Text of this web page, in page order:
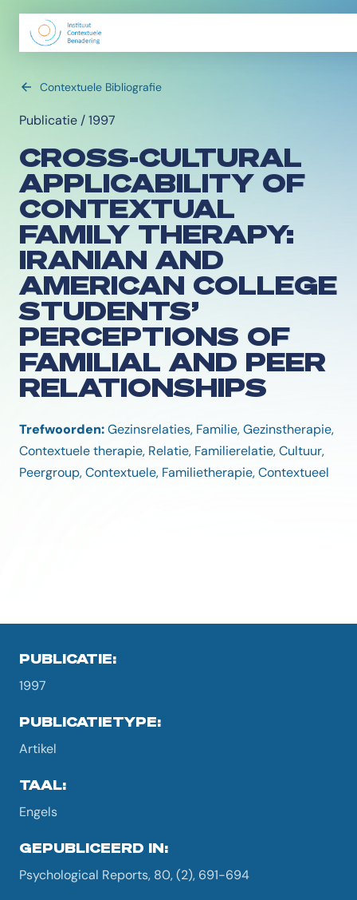
Contextuele Bibliografie
Publicatie / 1997
CROSS-CULTURAL
APPLICABILITY OF
CONTEXTUAL
FAMILY THERAPY:
IRANIAN AND
AMERICAN COLLEGE
STUDENTS’
PERCEPTIONS OF
FAMILIAL AND PEER
RELATIONSHIPS
Trefwoorden:Gezinsrelaties, Familie, Gezinstherapie,
Contextuele therapie, Relatie, Familierelatie, Cultuur,
Peergroup, Contextuele, Familietherapie, Contextueel
PUBLICATIE:
1997
PUBLICATIETYPE:
Artikel
TAAL:
Engels
GEPUBLICEERD IN:
Psychological Reports, 80, (2), 691-694